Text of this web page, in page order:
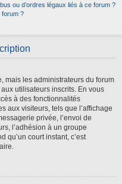
ou d’ordres légaux liés à ce forum ?
forum ?
mais les administrateurs du forum
utilisateurs inscrits. En vous
à des fonctionnalités
aux visiteurs, tels que l’affichage
privée, l’envoi de
l’adhésion à un groupe
qu’un court instant, c’est